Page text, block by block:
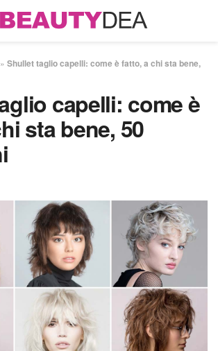
» Shullet taglio capelli: come è fatto, a chi sta bene,
capelli: come è
sta bene, 50